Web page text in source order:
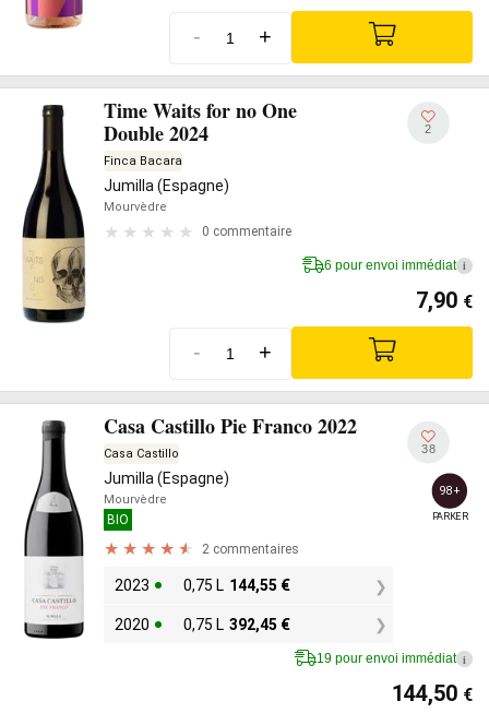
- +
Time Waits for no One
Double 2024
Finca Bacara
Jumilla (Espagne)
Mourvèdre
0 commentaire
2
6 pour envoi immédiat i
7,90 €
- +
Casa Castillo Pie Franco 2022
Casa Castillo
Jumilla (Espagne)
Mourvèdre
BIO
2 commentaires
2023 0,75 L 144,55 €
2020 0,75 L 392,45 €
38
98+
PARKER
19 pour envoi immédiat i
144,50 €